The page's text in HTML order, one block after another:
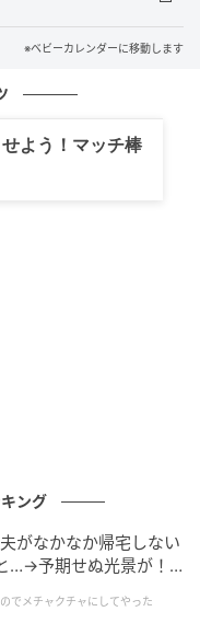
な気持ち
しないで、何でも
慌てた夫は私に
い？」と懇願してき
※ベビーカレンダーに移動します
よう！マッチ棒
ング
がなかなか帰宅しない
…→予期せぬ光景が！
でメチャクチャにしてやった